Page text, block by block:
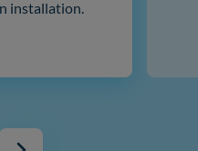
installation.